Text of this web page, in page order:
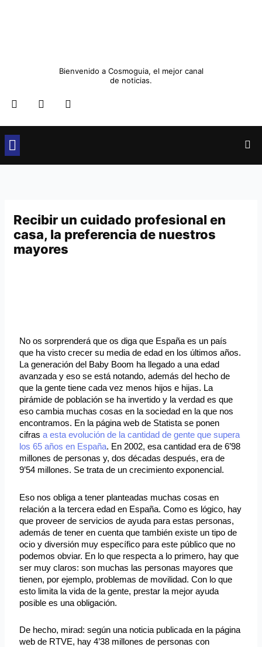
Bienvenido a Cosmoguia, el mejor canal
de noticias.
F
c
e
b
o
o
T
i
r
I
s
r
Recibir un cuidado profesional en
casa, la preferencia de nuestros
mayores
No os sorprenderá que os diga que España es un país
que ha visto crecer su media de edad en los últimos años.
La generación del Baby Boom ha llegado a una edad
avanzada y eso se está notando, además del hecho de
que la gente tiene cada vez menos hijos e hijas. La
pirámide de población se ha invertido y la verdad es que
eso cambia muchas cosas en la sociedad en la que nos
encontramos. En la página web de Statista se ponen
cifrasa esta evolución de la cantidad de gente que supera
los 65 años en España. En 2002, esa cantidad era de 6’98
millones de personas y, dos décadas después, era de
9’54 millones. Se trata de un crecimiento exponencial.
Eso nos obliga a tener planteadas muchas cosas en
relación a la tercera edad en España. Como es lógico, hay
que proveer de servicios de ayuda para estas personas,
además de tener en cuenta que también existe un tipo de
ocio y diversión muy específico para este público que no
podemos obviar. En lo que respecta a lo primero, hay que
ser muy claros: son muchas las personas mayores que
tienen, por ejemplo, problemas de movilidad. Con lo que
esto limita la vida de la gente, prestar la mejor ayuda
posible es una obligación.
De hecho, mirad: según una noticia publicada en la página
web de RTVE, hay 4’38 millones de personas con